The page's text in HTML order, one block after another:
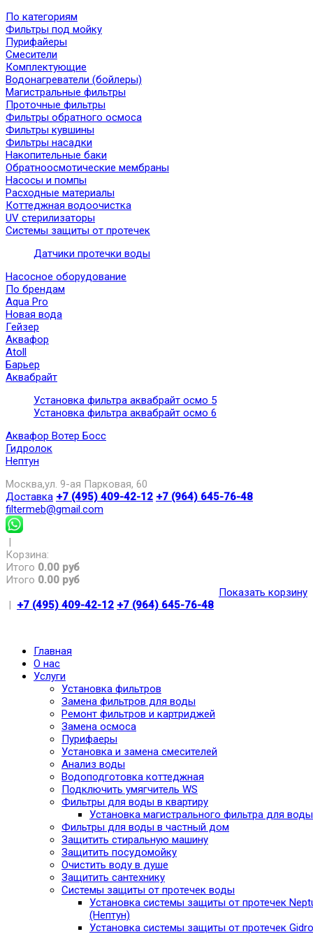
По категориям
Фильтры под мойку
Пурифайеры
Смесители
Комплектующие
Водонагреватели (бойлеры)
Магистральные фильтры
Проточные фильтры
Фильтры обратного осмоса
Фильтры кувшины
Фильтры насадки
Накопительные баки
Обратноосмотические мембраны
Насосы и помпы
Расходные материалы
Коттеджная водоочистка
UV стерилизаторы
Системы защиты от протечек
Датчики протечки воды
Насосное оборудование
По брендам
Aqua Pro
Новая вода
Гейзер
Аквафор
Atoll
Барьер
Аквабрайт
Установка фильтра аквабрайт осмо 5
Установка фильтра аквабрайт осмо 6
Аквафор Вотер Босс
Гидролок
Нептун
Москва,ул. 9-ая Парковая, 60
Доставка +7 (495) 409-42-12 +7 (964) 645-76-48
filtermeb@gmail.com
|
Корзина:
Итого 0.00 руб
Итого 0.00 руб
Показать корзину
| +7 (495) 409-42-12 +7 (964) 645-76-48
Главная
О нас
Услуги
Установка фильтров
Замена фильтров для воды
Ремонт фильтров и картриджей
Замена осмоса
Пурифаеры
Установка и замена смесителей
Анализ воды
Водоподготовка коттеджная
Подключить умягчитель WS
Фильтры для воды в квартиру
Установка магистрального фильтра для воды
Фильтры для воды в частный дом
Защитить стиральную машину
Защитить посудомойку
Очистить воду в душе
Защитить сантехнику
Системы защиты от протечек воды
Установка системы защиты от протечек
(Нептун)
Установка системы защиты от протечек